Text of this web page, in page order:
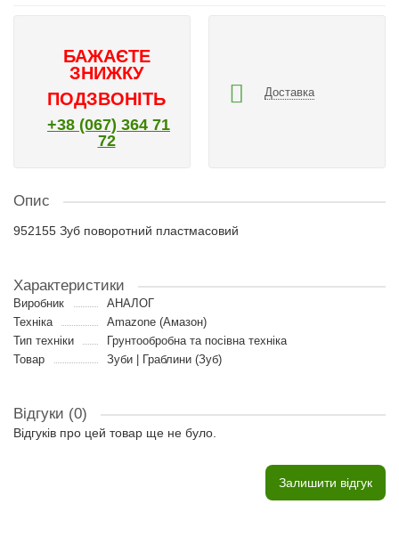
БАЖАЄТЕ
ЗНИЖКУ
ПОДЗВОНІТЬ
+38 (067) 364 71
72
Доставка
Опис
952155 Зуб поворотний пластмасовий
Характеристики
Виробник
АНАЛОГ
Техніка
Amazone (Амазон)
Тип техніки
Грунтообробна та посівна техніка
Товар
Зуби | Граблини (Зуб)
Відгуки (0)
Відгуків про цей товар ще не було.
Залишити відгук